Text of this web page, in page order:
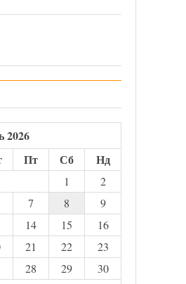
2026
Пт Сб Нд
1
2
7 8
9
14 15
16
21 22
23
28 29
30